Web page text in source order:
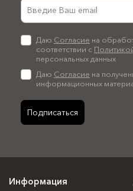
Даю Согласие на
соответствии с
персональных данных
Даю Согласие на
информационных
Подписаться
Информация